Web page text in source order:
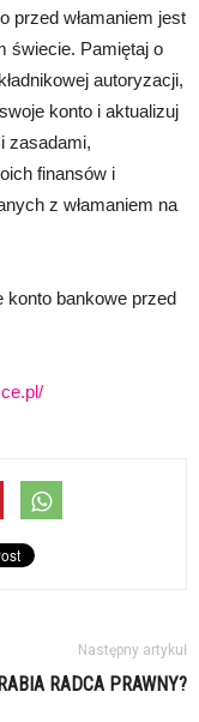
przed włamaniem jest
świecie. Pamiętaj o
autoryzacji,
konto i aktualizuj
zasadami,
finansów i
z włamaniem na
konto bankowe przed
Następny artykuł
RADCA PRAWNY?